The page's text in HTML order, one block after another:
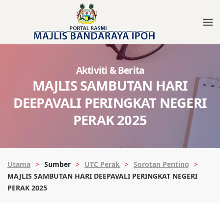
Aktiviti & Berita
MAJLIS SAMBUTAN HARI
DEEPAVALI PERINGKAT NEGERI
PERAK 2025
Utama Sumber UTC Perak
Sorotan Penting
MAJLIS SAMBUTAN HARI DEEPAVALI PERINGKAT NEGERI
PERAK 2025